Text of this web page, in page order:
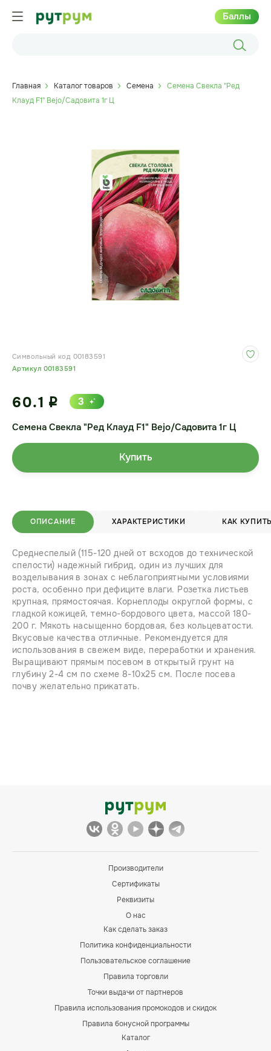
Баллы
Главная Каталог товаров Семена
Семена Свекла "Ред
Клауд F1" Bejo/Садовита 1г Ц
ОПИСАНИЕ ХАРАКТЕРИСТИКИ КАК
Среднеспелый (115-120 дней от всходов до технической
спелости) надежный гибрид, один из лучших для
возделывания в зонах с неблагоприятными условиями
роста, особенно при дефиците влаги. Розетка листьев
крупная, прямостоячая. Корнеплоды округлой формы, с
гладкой кожицей, темно-бордового цвета, массой 180-
200 г. Мякоть насыщенно бордовая, без кольцеватости.
Вкусовые качества отличные. Рекомендуется для
использования в свежем виде, переработки и хранения.
Выращивают прямым посевом в открытый грунт на
глубину 2-4 см по схеме 8-10х25 см. После посева
почву желательно прикатать.
Символьный код 00183591
Артикул 00183591
Семена Свекла "Ред Клауд F1" Bejo/Садовита 1г Ц
60.1 i 3
Купить
Производители
Сертификаты
Реквизиты
О нас
Как сделать заказ
Политика конфиденциальности
Пользовательское соглашение
Правила торговли
Точки выдачи от партнеров
Правила использования промокодов и скидок
Правила бонусной программы
Каталог